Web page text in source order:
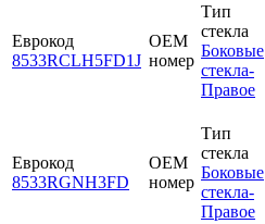
Еврокод
8533RCLH5FD1J
OEM
номер
Тип
стекла
Боковые
стекла-
Правое
Еврокод
8533RGNH3FD
OEM
номер
Тип
стекла
Боковые
стекла-
Правое